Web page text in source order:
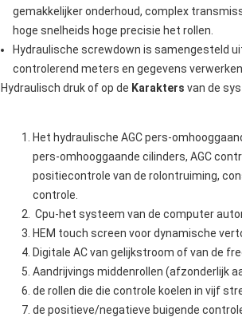
gemakkelijker onderhoud, complex
hoge snelheids hoge precisie het rollen.
Hydraulische screwdown is samengesteld
controlerend meters en gegevens
Hydraulisch druk of op de Karakters van de
Het hydraulische AGC pers-
pers-omhooggaande cilinders, AGC
positiecontrole van de rolontruiming,
controle.
Cpu-het systeem van de computer
HEM touch screen voor dynamische
Digitale AC van gelijkstroom of van de
Aandrijvings middenrollen (afzonderlijk
de rollen die die controle koelen in vijf
de positieve/negatieve buigende